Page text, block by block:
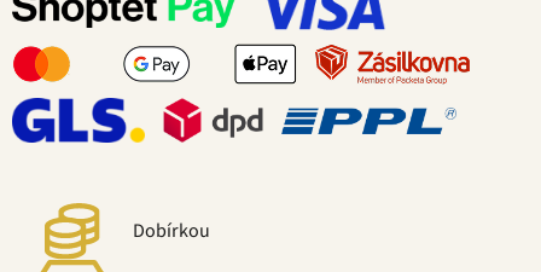
Dobírkou